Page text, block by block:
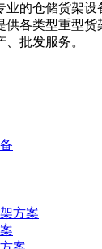
业的仓储货架
供各类型重型
批发服务。
方案